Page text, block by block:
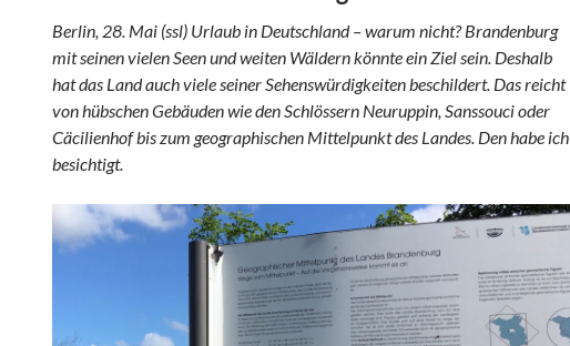
Berlin, 28. Mai (ssl) Urlaub in Deutschland – warum nicht? Brandenburg
mit seinen vielen Seen und weiten Wäldern könnte ein Ziel sein. Deshalb
hat das Land auch viele seiner Sehenswürdigkeiten beschildert. Das reicht
von hübschen Gebäuden wie den Schlössern Neuruppin, Sanssouci oder
Cäcilienhof bis zum geographischen Mittelpunkt des Landes. Den habe ich
besichtigt.